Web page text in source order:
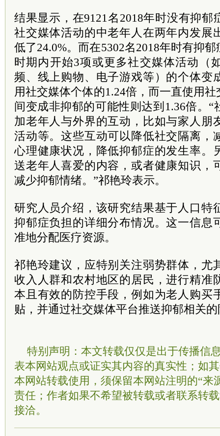
结果显示，在9121名2018年时没有抑郁
社交媒体活动的中老年人在两年内发展
低了24.0%。而在5302名2018年时有抑
时期内开始3项或更多社交媒体活动（
频、线上购物、电子游戏等）的个体变
用社交媒体个体的1.24倍，而一直使用
间变成非抑郁的可能性则达到1.36倍。“
加老年人与外界的互动，比如与家人朋
活动等。这些互动可以降低社交隔离，
心理健康状况，降低抑郁症的发生率。
送老年人喜爱的内容，或者健康知识，
减少抑郁情绪。”祁艳玲表示。
研究人员介绍，该研究结果基于人口特
抑郁症负担的详细分布情况。这一信息
准地分配医疗资源。
祁艳玲建议，应特别关注弱势群体，尤
收入人群和农村地区的居民，进行精准
本且有效的防控手段，例如为老人购买
贴，并通过社交媒体平台推送抑郁相关
特别声明：本文转载仅仅是出于传播信
表本网站观点或证实其内容的真实性；如
本网站转载使用，须保留本网站注明的“来
责任；作者如果不希望被转载或者联系转
接洽。